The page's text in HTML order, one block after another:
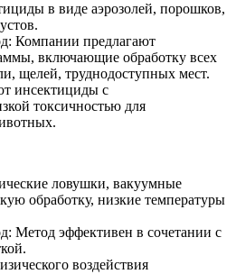
в виде аэрозолей, порошков,
Компании предлагают
включающие обработку всех
щелей, труднодоступных мест.
инсектициды с
токсичностью для
ловушки, вакуумные
обработку, низкие температуры
Метод эффективен в сочетании с
воздействия